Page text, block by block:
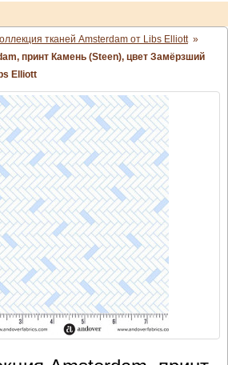
тканей Amsterdam от Libs Elliott »
принт Камень (Steen), цвет Замёрзший
Elliott